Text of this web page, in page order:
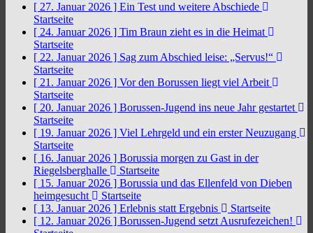
[ 27. Januar 2026 ] Ein Test und weitere Abschiede
Startseite
[ 24. Januar 2026 ] Tim Braun zieht es in die Heimat
Startseite
[ 22. Januar 2026 ] Sag zum Abschied leise: „Servus!“
Startseite
[ 21. Januar 2026 ] Vor den Borussen liegt viel Arbeit
Startseite
[ 20. Januar 2026 ] Borussen-Jugend ins neue Jahr gestartet
Startseite
[ 19. Januar 2026 ] Viel Lehrgeld und ein erster Neuzugang
Startseite
[ 16. Januar 2026 ] Borussia morgen zu Gast in der
Riegelsberghalle
Startseite
[ 15. Januar 2026 ] Borussia und das Ellenfeld von Dieben
heimgesucht
Startseite
[ 13. Januar 2026 ] Erlebnis statt Ergebnis
Startseite
[ 12. Januar 2026 ] Borussen-Jugend setzt Ausrufezeichen!